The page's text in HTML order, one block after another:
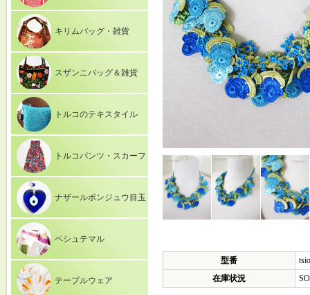
キリムバッグ・雑貨
スザンニバッグ＆雑貨
トルコのテキスタイル
トルコパンツ・スカーフ
ナザールボンジュウ目玉
ペシュテマル
テーブルウェア
型番
在庫状況